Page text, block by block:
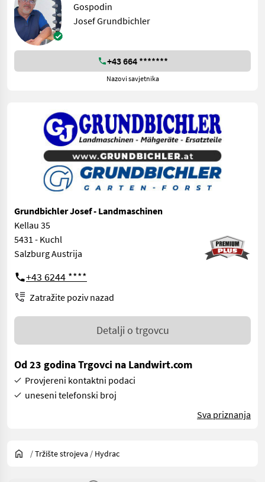
Gospodin
Josef Grundbichler
+43 664 *******
Nazovi savjetnika
Grundbichler Josef - Landmaschinen
Kellau 35
5431 - Kuchl
Salzburg Austrija
+43 6244 ****
Zatražite poziv nazad
Detalji o trgovcu
Od 23 godina Trgovci na Landwirt.com
Provjereni kontaktni podaci
uneseni telefonski broj
Sva priznanja
/Tržište strojeva / Hydrac